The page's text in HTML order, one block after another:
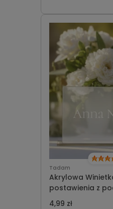
Tadam
Akrylowa
postawienia z
czcionki
4,99 zł